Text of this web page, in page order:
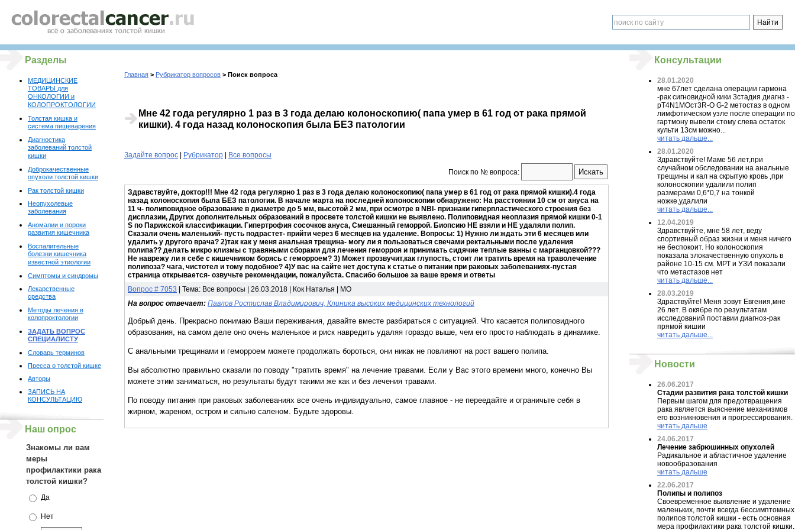
Разделы
МЕДИЦИНСКИЕ
ТОВАРЫ для
ОНКОЛОГИИ и
КОЛОПРОКТОЛОГИИ
Толстая кишка и
система пищеварения
Диагностика
заболеваний толстой
кишки
Доброкачественные
опухоли толстой кишки
Рак толстой кишки
Неопухолевые
заболевания
Аномалии и пороки
развития кишечника
Воспалительные
болезни кишечника
известной этиологии
Симптомы и синдромы
Лекарственные
средства
Методы лечения в
колопроктологии
ЗАДАТЬ ВОПРОС
СПЕЦИАЛИСТУ
Словарь терминов
Пресса о толстой кишке
Авторы
ЗАПИСЬ НА
КОНСУЛЬТАЦИЮ
Наш опрос
Знакомы ли вам
меры
профилактики рака
толстой кишки?
Да
Нет
Главная > Рубрикатор вопросов > Поиск вопроса
Мне 42 года регулярно 1 раз в 3 года делаю колоноскопию( папа умер в 61 год от рака прямой
кишки). 4 года назад колоноскопия была БЕЗ патологии
Задайте вопрос Рубрикатор Все вопросы
Поиск по № вопроса:
Здравствуйте, доктор!!! Мне 42 года регулярно 1 раз в 3 года делаю колоноскопию( папа умер в 61 год от рака прямой кишки).4 года
назад колоноскопия была БЕЗ патологии. В начале марта на последней колоноскопии обнаружено: На расстоянии 10 см от ануса на
11 ч- полиповидное образование в диаметре до 5 мм, высотой 2 мм, при осмотре в NBI- признаки гиперпластического строения без
дисплазии, Других дополнительных образований в просвете толстой кишки не выявлено. Полиповидная неоплазия прямой кишки 0-1
S по Парижской классификации. Гипертрофия сосочков ануса, Смешанный геморрой. Биопсию НЕ взяли и НЕ удаляли полип.
Сказали очень маленький- пусть подрастет- прийти через 6 месяцев на удаление. Вопросы: 1) Нужно ли ждать эти 6 месяцев или
удалить у другого врача? 2)так как у меня анальная трещина- могу ли я пользоваться свечами ректальными после удаления
полипа?? делать микро клизмы с травяными сборами для лечения геморроя и принимать сидячие теплые ванны с марганцовкой???
Не наврежу ли я себе с кишечником борясь с геморроем? 3) Может прозвучит,как глупость, стоит ли тратить время на траволечение
полипоза? чага, чистотел и тому подобное? 4)У вас на сайте нет доступа к статье о питании при раковых заболеваниях-пустая
страница открывается- озвучьте рекомендации, пожалуйста. Спасибо большое за ваше время и ответы
Вопрос # 7053 | Тема: Все вопросы | 26.03.2018 | Кок Наталья | МО
На вопрос отвечает: Павлов Ростислав Владимирович, Клиника высоких медицинских технологий
Добрый день. Прекрасно понимаю Ваши переживания, давайте вместе разбираться с ситуацией. Что касается полиповидного
образования, на самом деле оно очень маленькое и риск навредить удаляя гораздо выше, чем его просто наблюдать в динамике.
С анальными трещинами и геморроем можете продолжать бороться, они никак не повлияют на рост вашего полипа.
Вы абсолютно правильно сказали по поводу "тратить время" на лечение травами. Если у Вас этого времени много, конечно Вы
можете этим заниматься, но результаты будут такими же как и без лечения травами.
По поводу питания при раковых заболеваниях все очень индивидуально, самое главное - не переедайте и ограничьте себя в
жирном, жареном, остром и сильно саленом. Будьте здоровы.
Консультации
28.01.2020
мне 67лет сделана операции гармона
-рак сигновидной кики 3стадия диагнз -
pT4N1MOст3R-O G-2 метостаз в одном
лимфотическом узле после операции по
гартмону вывели стому слева остаток
культи 13см можно...
читать дальше...
28.01.2020
Здравствуйте! Маме 56 лет,при
случайном обследовании на анальные
трещины и кал на скрытую кровь ,при
колоноскопии удалили полип
размерами 0,6*0,7 на тонкой
ножке,удалили
читать дальше...
12.04.2019
Здравствуйте, мне 58 лет, веду
спортивный образ жизни и меня ничего
не беспокоит. Но колоноскопия
показала злокачественную опухоль в
районе 10-15 см. МРТ и УЗИ показали
что метастазов нет
читать дальше...
28.03.2019
Здраствуйте! Меня зовут Евгения,мне
26 лет. В окябре по результатам
исследований поставии диагноз-рак
прямой кишии
читать дальше...
Новости
26.06.2017
Стадии развития рака толстой кишки
Первым шагом для предотвращения
рака является выяснение механизмов
его возникновения и прогрессирования.
читать дальше
24.06.2017
Лечение забрюшинных опухолей
Радикальное и абластичное удаление
новообразования
читать дальше
22.06.2017
Полипы и полипоз
Своевременное выявление и удаление
маленьких, почти всегда бессимптомных
полипов толстой кишки - есть основная
мера профилактики рака толстой кишки.